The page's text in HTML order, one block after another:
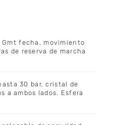
fecha, movimiento
de reserva de marcha
30 bar, cristal de
a ambos lados. Esfera